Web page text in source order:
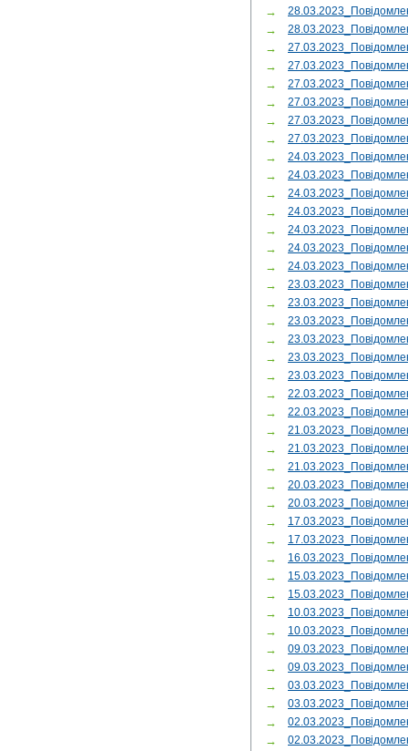
→
→
→
→
→
→
→
→
→
→
→
→
→
→
→
→
→
→
→
→
→
→
→
→
→
→
→
→
→
→
→
→
→
→
→
→
→
→
→
→
→